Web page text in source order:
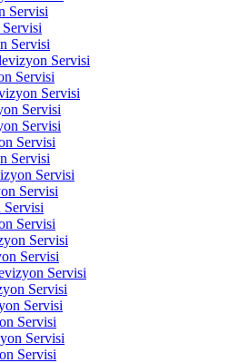
Servisi
Servisi
Servisi
Servisi
Servisi
Servisi
Servisi
Servisi
Servisi
Servisi
Servisi
Servisi
Servisi
Servisi
Servisi
Servisi
Servisi
Servisi
Servisi
Servisi
Servisi